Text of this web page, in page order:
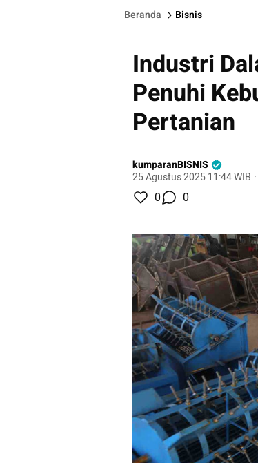
Beranda Bisnis
Industri
Penuhi
Pertanian
kumparanBISNIS
25 Agustus 2025 11:44 WIB ·
0 0